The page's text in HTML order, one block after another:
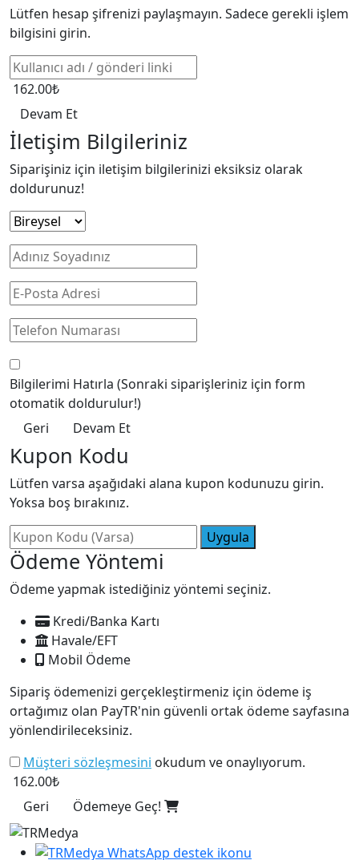
Lütfen hesap şifrenizi paylaşmayın. Sadece gerekli işlem
bilgisini girin.
162.00₺
Devam Et
İletişim Bilgileriniz
Siparişiniz için iletişim bilgilerinizi eksiksiz olarak
doldurunuz!
Bilgilerimi Hatırla (Sonraki siparişleriniz için form
otomatik doldurulur!)
Geri
Devam Et
Kupon Kodu
Lütfen varsa aşağıdaki alana kupon kodunuzu girin.
Yoksa boş bırakınız.
Uygula
Ödeme Yöntemi
Ödeme yapmak istediğiniz yöntemi seçiniz.
Kredi/Banka Kartı
Havale/EFT
Mobil Ödeme
Sipariş ödemenizi gerçekleştirmeniz için ödeme iş
ortağımız olan PayTR'nin güvenli ortak ödeme sayfasına
yönlendirileceksiniz.
Müşteri sözleşmesini okudum ve onaylıyorum.
162.00₺
Geri
Ödemeye Geç!